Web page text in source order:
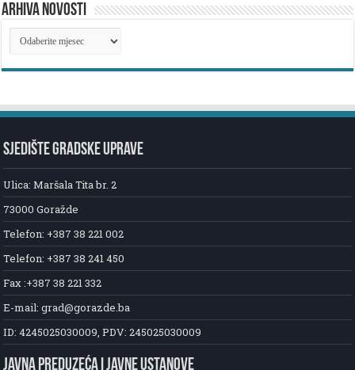
ARHIVA NOVOSTI
ARHIVA
NOVOSTI
SJEDIŠTE GRADSKE UPRAVE
Ulica: Maršala Tita br. 2
73000 Goražde
Telefon: +387 38 221 002
Telefon: +387 38 241 450
Fax :+387 38 221 332
E-mail: grad@gorazde.ba
ID: 4245025030009, PDV: 245025030009
JAVNA PREDUZEĆA I JAVNE USTANOVE